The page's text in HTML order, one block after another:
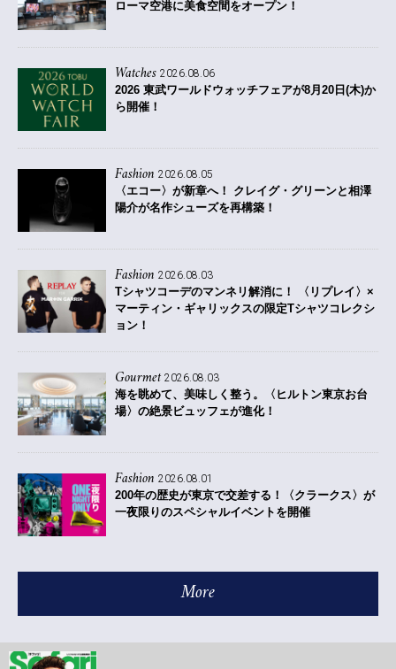
ローマ空港に美食空間をオープン！
Watches 2026.08.06
2026 東武ワールドウォッチフェアが8月20日(木)か
ら開催！
Fashion 2026.08.05
〈エコー〉が新章へ！ クレイグ・グリーンと相澤
陽介が名作シューズを再構築！
Fashion 2026.08.03
Tシャツコーデのマンネリ解消に！ 〈リプレイ〉×
マーティン・ギャリックスの限定Tシャツコレクシ
ョン！
Gourmet 2026.08.03
海を眺めて、美味しく整う。〈ヒルトン東京お台
場〉の絶景ビュッフェが進化！
Fashion 2026.08.01
200年の歴史が東京で交差する！〈クラークス〉が
一夜限りのスペシャルイベントを開催
More